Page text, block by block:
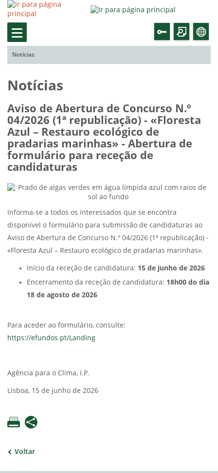
Notícias
Notícias
Aviso de Abertura de Concurso N.º
04/2026 (1ª republicação) - «Floresta
Azul – Restauro ecológico de
pradarias marinhas» - Abertura de
formulário para receção de
candidaturas
Informa-se a todos os interessados que se encontra
disponível o formulário para submissão de candidaturas ao
Aviso de Abertura de Concurso N.º 04/2026 (1ª republicação) -
«Floresta Azul – Restauro ecológico de pradarias marinhas».
Início da receção de candidatura: 15 de junho de 2026
Encerramento da receção de candidatura: 18h00 do dia
18 de agosto de 2026
Para aceder ao formulário, consulte:
https://efundos.pt/Landing
Agência para o Clima, I.P.
Lisboa, 15 de junho de 2026
Voltar